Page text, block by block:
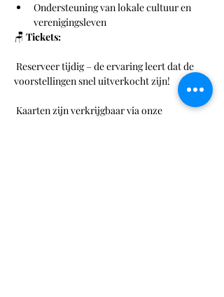
Ondersteuning van lokale cultuur en
verenigingsleven
🪑 Tickets:
voorstellingen snel uitverkocht zijn!